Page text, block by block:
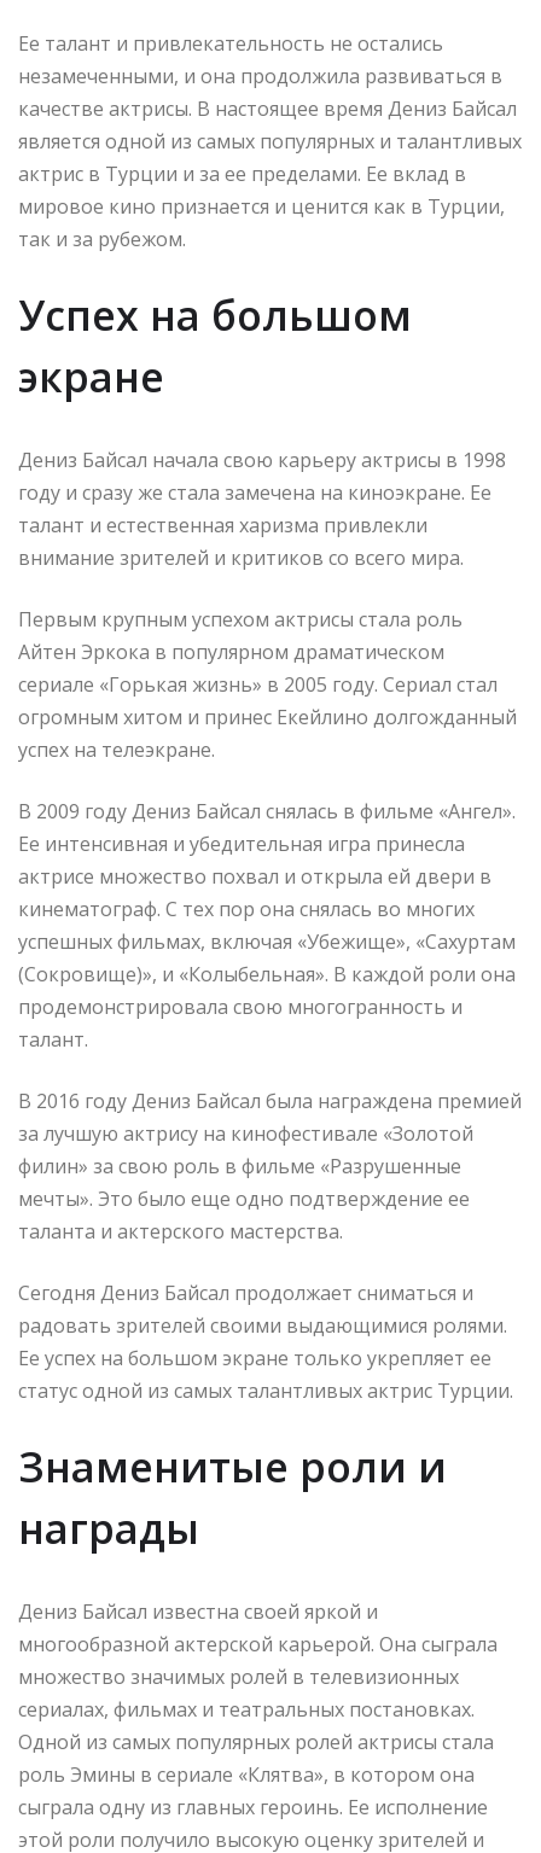
Ее талант и привлекательность не остались
незамеченными, и она продолжила развиваться в
качестве актрисы. В настоящее время Дениз Байсал
является одной из самых популярных и талантливых
актрис в Турции и за ее пределами. Ее вклад в
мировое кино признается и ценится как в Турции,
так и за рубежом.
Успех на большом
экране
Дениз Байсал начала свою карьеру актрисы в 1998
году и сразу же стала замечена на киноэкране. Ее
талант и естественная харизма привлекли
внимание зрителей и критиков со всего мира.
Первым крупным успехом актрисы стала роль
Айтен Эркока в популярном драматическом
сериале «Горькая жизнь» в 2005 году. Сериал стал
огромным хитом и принес Екейлино долгожданный
успех на телеэкране.
В 2009 году Дениз Байсал снялась в фильме «Ангел».
Ее интенсивная и убедительная игра принесла
актрисе множество похвал и открыла ей двери в
кинематограф. С тех пор она снялась во многих
успешных фильмах, включая «Убежище», «Сахуртам
(Сокровище)», и «Колыбельная». В каждой роли она
продемонстрировала свою многогранность и
талант.
В 2016 году Дениз Байсал была награждена премией
за лучшую актрису на кинофестивале «Золотой
филин» за свою роль в фильме «Разрушенные
мечты». Это было еще одно подтверждение ее
таланта и актерского мастерства.
Сегодня Дениз Байсал продолжает сниматься и
радовать зрителей своими выдающимися ролями.
Ее успех на большом экране только укрепляет ее
статус одной из самых талантливых актрис Турции.
Знаменитые роли и
награды
Дениз Байсал известна своей яркой и
многообразной актерской карьерой. Она сыграла
множество значимых ролей в телевизионных
сериалах, фильмах и театральных постановках.
Одной из самых популярных ролей актрисы стала
роль Эмины в сериале «Клятва», в котором она
сыграла одну из главных героинь. Ее исполнение
этой роли получило высокую оценку зрителей и